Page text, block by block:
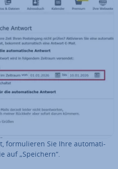
for­mu­lie­ren Sie Ihre au­to­ma­ti­
auf „Speichern“.